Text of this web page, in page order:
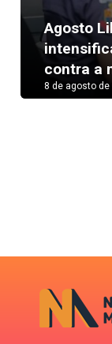
Agosto
contra a
8 de agosto de